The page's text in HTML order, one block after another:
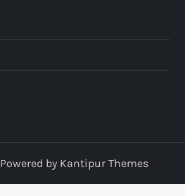
by Kantipur Themes